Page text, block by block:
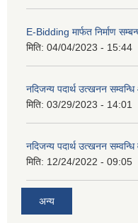
E-Bidding मार्फत निर्माण
मिति: 04/04/2023 - 15:44
नदिजन्य पदार्थ उत्खनन
मिति: 03/29/2023 - 14:01
नदिजन्य पदार्थ उत्खनन
मिति: 12/24/2022 - 09:05
अन्य